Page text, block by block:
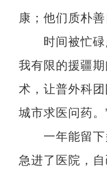
康；他们质朴
时间被忙碌点
我有限的援疆
术，让普外科
城市求医问药。
一年能留下多
急进了医院，